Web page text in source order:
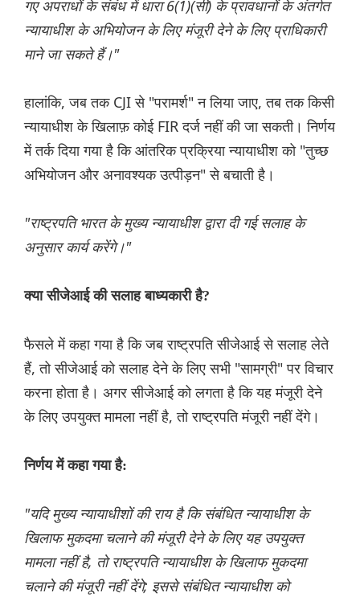
गए अपराधों के संबंध में धारा 6(1)(सी) के प्रावधानों के अंतर्गत
न्यायाधीश के अभियोजन के लिए मंजूरी देने के लिए प्राधिकारी
माने जा सकते हैं।"
हालांकि, जब तक CJI से "परामर्श" न लिया जाए, तब तक किसी
न्यायाधीश के खिलाफ़ कोई FIR दर्ज नहीं की जा सकती। निर्णय
में तर्क दिया गया है कि आंतरिक प्रक्रिया न्यायाधीश को "तुच्छ
अभियोजन और अनावश्यक उत्पीड़न" से बचाती है।
"राष्ट्रपति भारत के मुख्य न्यायाधीश द्वारा दी गई सलाह के
अनुसार कार्य करेंगे।"
क्या सीजेआई की सलाह बाध्यकारी है?
फैसले में कहा गया है कि जब राष्ट्रपति सीजेआई से सलाह लेते
हैं, तो सीजेआई को सलाह देने के लिए सभी "सामग्री" पर विचार
करना होता है। अगर सीजेआई को लगता है कि यह मंजूरी देने
के लिए उपयुक्त मामला नहीं है, तो राष्ट्रपति मंजूरी नहीं देंगे।
निर्णय में कहा गया है:
"यदि मुख्य न्यायाधीशों की राय है कि संबंधित न्यायाधीश के
खिलाफ मुकदमा चलाने की मंजूरी देने के लिए यह उपयुक्त
मामला नहीं है, तो राष्ट्रपति न्यायाधीश के खिलाफ मुकदमा
चलाने की मंजूरी नहीं देंगे; इससे संबंधित न्यायाधीश को